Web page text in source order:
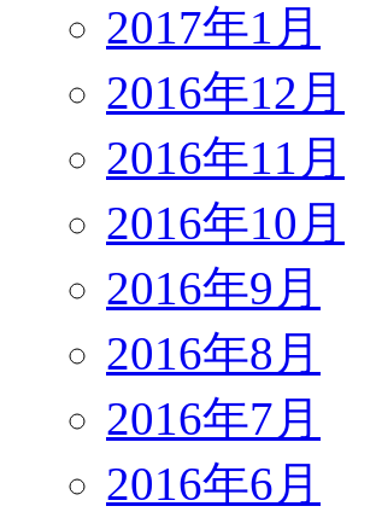
2017年1月
2016年12月
2016年11月
2016年10月
2016年9月
2016年8月
2016年7月
2016年6月